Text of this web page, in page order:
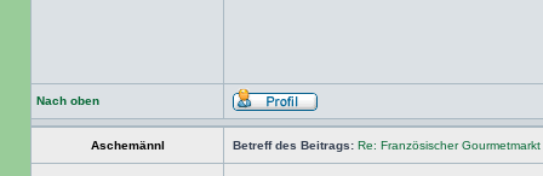
Nach oben
Aschemännl Betreff des Beitrags: Re: Französischer Gourmetmarkt